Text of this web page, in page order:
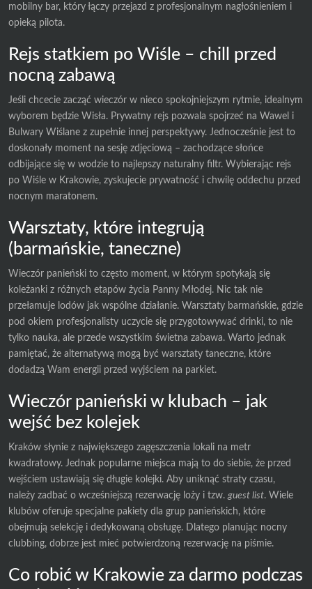
mobilny bar, który łączy przejazd z profesjonalnym nagłośnieniem i
opieką pilota.
Rejs statkiem po Wiśle – chill przed
nocną zabawą
Jeśli chcecie zacząć wieczór w nieco spokojniejszym rytmie, idealnym
wyborem będzie Wisła. Prywatny rejs pozwala spojrzeć na Wawel i
Bulwary Wiślane z zupełnie innej perspektywy. Jednocześnie jest to
doskonały moment na sesję zdjęciową – zachodzące słońce
odbijające się w wodzie to najlepszy naturalny filtr. Wybierając rejs
po Wiśle w Krakowie, zyskujecie prywatność i chwilę oddechu przed
nocnym maratonem.
Warsztaty, które integrują
(barmańskie, taneczne)
Wieczór panieński to często moment, w którym spotykają się
koleżanki z różnych etapów życia Panny Młodej. Nic tak nie
przełamuje lodów jak wspólne działanie. Warsztaty barmańskie, gdzie
pod okiem profesjonalisty uczycie się przygotowywać drinki, to nie
tylko nauka, ale przede wszystkim świetna zabawa. Warto jednak
pamiętać, że alternatywą mogą być warsztaty taneczne, które
dodadzą Wam energii przed wyjściem na parkiet.
Wieczór panieński w klubach – jak
wejść bez kolejek
Kraków słynie z największego zagęszczenia lokali na metr
kwadratowy. Jednak popularne miejsca mają to do siebie, że przed
wejściem ustawiają się długie kolejki. Aby uniknąć straty czasu,
należy zadbać o wcześniejszą rezerwację loży i tzw. guest list. Wiele
klubów oferuje specjalne pakiety dla grup panieńskich, które
obejmują selekcję i dedykowaną obsługę. Dlatego planując nocny
clubbing, dobrze jest mieć potwierdzoną rezerwację na piśmie.
Co robić w Krakowie za darmo podczas